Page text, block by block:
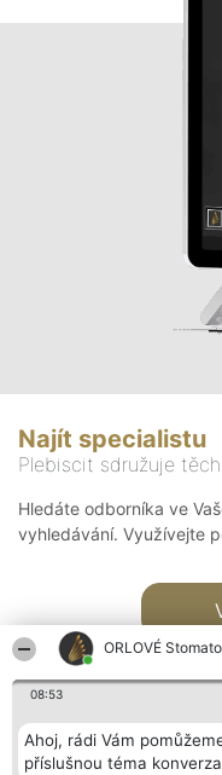
ORLOVÉ
08:53
Ahoj, rádi Vám
příslušnou téma
Najít specialistu
Plebiscit sdružuje
Hledáte odborníka ve
vyhledávání. Využívejte